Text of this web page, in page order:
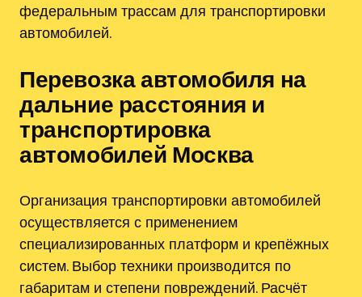
федеральным трассам для транспортировки
автомобилей.
Перевозка автомобиля на
дальние расстояния и
транспортировка
автомобилей Москва
Организация транспортировки автомобилей
осуществляется с применением
специализированных платформ и крепёжных
систем. Выбор техники производится по
габаритам и степени повреждений. Расчёт